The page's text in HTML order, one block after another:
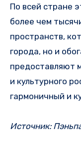
По всей стране
более чем
пространств,
города, но и
предоставляют
и культурного
гармоничный и
Источник: